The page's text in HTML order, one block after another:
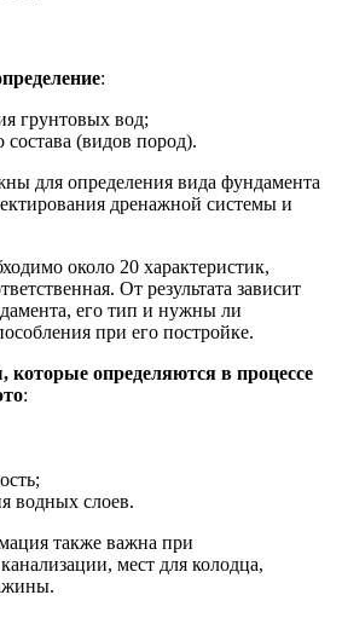
:
грунтовых вод;
состава (видов пород).
для определения вида фундамента
дренажной системы и
около 20 характеристик,
От результата зависит
его тип и нужны ли
при его постройке.
определяются в процессе
:
водных слоев.
также важна при
мест для колодца,